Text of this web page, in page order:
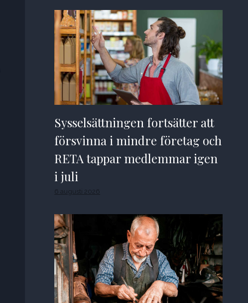
Sysselsättningen fortsätter att
försvinna i mindre företag och
RETA tappar medlemmar igen
i juli
6 augusti 2026